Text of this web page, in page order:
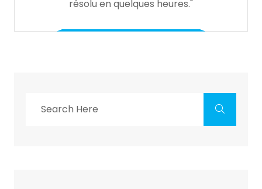
résolu en quelques heures."